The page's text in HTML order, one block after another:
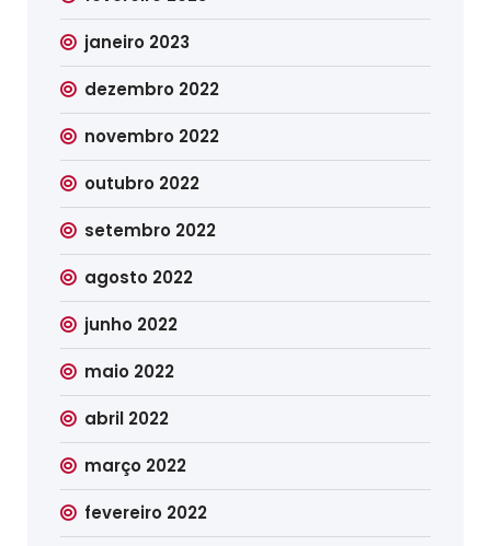
janeiro 2023
dezembro 2022
novembro 2022
outubro 2022
setembro 2022
agosto 2022
junho 2022
maio 2022
abril 2022
março 2022
fevereiro 2022